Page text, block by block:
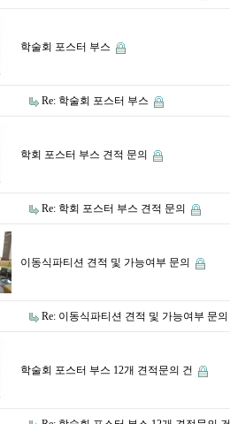
학술회 포스터 부스
Re: 학술회 포스터 부스
학회 포스터 부스 견적 문의
Re: 학회 포스터 부스 견적 문의
이동식파티션 견적 및 가능여부 문의
Re: 이동식파티션 견적 및 가능여부 문의
학술회 포스터 부스 12개 견적문의 건